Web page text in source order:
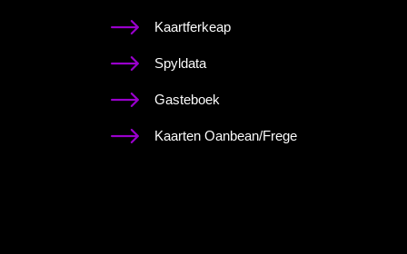
Kaartferkeap
Spyldata
Gasteboek
Kaarten Oanbean/Frege